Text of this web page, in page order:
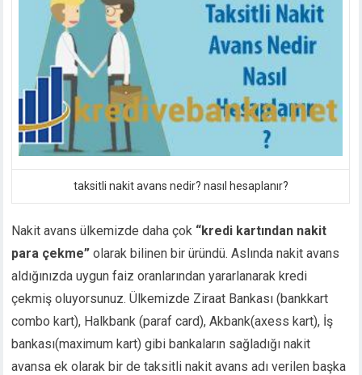
panel
panel
panel
panel
panel
satın al
panel
panel
panel
panel
panel
panel
taksitli nakit avans nedir? nasıl hesaplanır?
Nakit avans ülkemizde daha çok “kredi kartından nakit
para çekme” olarak bilinen bir üründü. Aslında nakit avans
aldığınızda uygun faiz oranlarından yararlanarak kredi
çekmiş oluyorsunuz. Ülkemizde Ziraat Bankası (bankkart
combo kart), Halkbank (paraf card), Akbank(axess kart), İş
bankası(maximum kart) gibi bankaların sağladığı nakit
avansa ek olarak bir de taksitli nakit avans adı verilen başka